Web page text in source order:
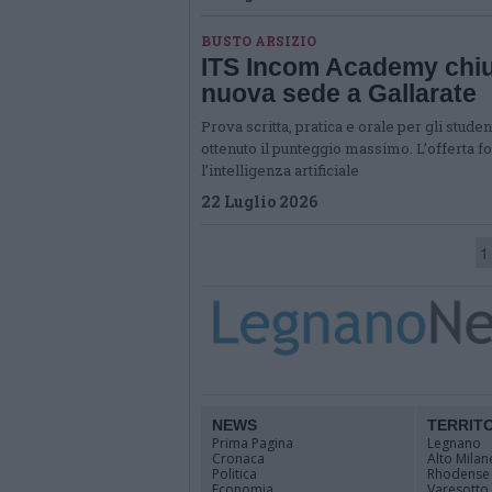
BUSTO ARSIZIO
ITS Incom Academy
nuova sede a Gallarate
Prova scritta, pratica e orale per gli
ottenuto il punteggio massimo. L’offerta
l’intelligenza artificiale
22 Luglio 2026
1
NEWS
Prima Pagina
Cronaca
Politica
Legnano
Alto
Rhodense